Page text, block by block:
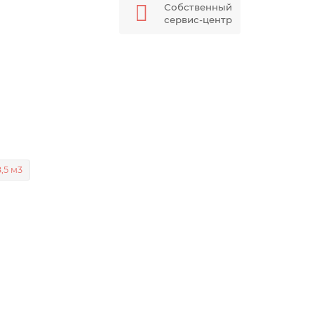
м3
Собственный
сервис-центр